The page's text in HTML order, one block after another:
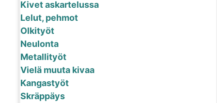
Kivet askartelussa
Lelut, pehmot
Olkityöt
Neulonta
Metallityöt
Vielä muuta kivaa
Kangastyöt
Skräppäys